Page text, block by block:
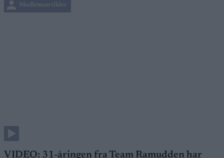
Medlemsartikler
VIDEO: 31-åringen fra Team Ramudden har